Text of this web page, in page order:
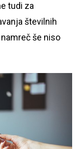
tudi za
številnih
še niso